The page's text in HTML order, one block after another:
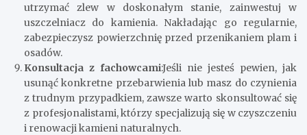
utrzymać zlew w doskonałym stanie, zainwestuj w
uszczelniacz do kamienia. Nakładając go regularnie,
zabezpieczysz powierzchnię przed przenikaniem plam i
osadów.
Konsultacja z fachowcami:Jeśli nie jesteś pewien, jak
usunąć konkretne przebarwienia lub masz do czynienia
z trudnym przypadkiem, zawsze warto skonsultować się
z profesjonalistami, którzy specjalizują się w czyszczeniu
i renowacji kamieni naturalnych.